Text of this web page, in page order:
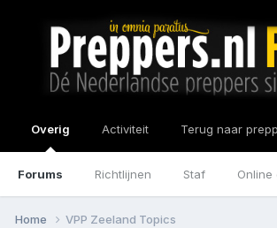
Overig
Forums Richtlijnen Staf Online
Activiteit Terug naar
Home VPP Zeeland Topics